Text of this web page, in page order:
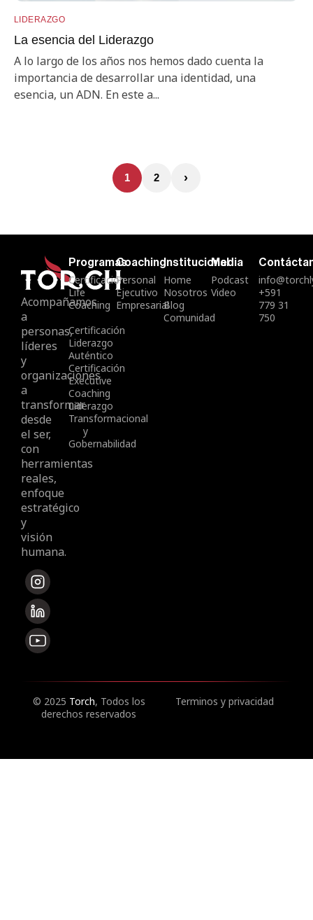
LIDERAZGO
La esencia del Liderazgo
A lo largo de los años nos hemos dado cuenta la
importancia de desarrollar una identidad, una
esencia, un ADN. En este a...
1 2 ›
Acompañamos
a
personas,
líderes
y
organizaciones
a
transformar
desde
el ser,
con
herramientas
reales,
enfoque
estratégico
y
visión
humana.
Programas
Certificación
Life
Coaching
Certificación
Liderazgo
Auténtico
Certificación
Executive
Coaching
Liderazgo
Transformacional
y
Gobernabilidad
Coaching
Personal
Ejecutivo
Empresarial
Institucional
Home
Nosotros
Blog
Comunidad
Media
Podcast
Video
+591
779 31
750
© 2025 Torch, Todos los
derechos reservados
Terminos y privacidad